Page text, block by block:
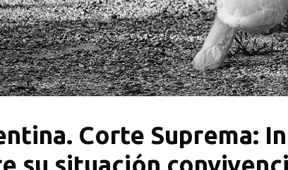
Corte Suprema:
su situación